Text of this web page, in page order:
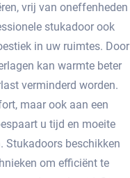
vrij van oneffenheden
stukadoor ook
in uw ruimtes. Door
kan warmte beter
verminderd worden.​
maar ook aan een
u tijd en moeite
Stukadoors beschikken
om efficiënt te